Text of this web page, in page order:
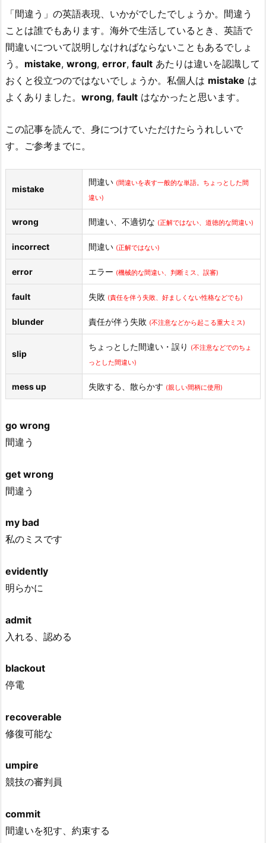
「間違う」の英語表現、いかがでしたでしょうか。間違う
ことは誰でもあります。海外で生活しているとき、英語で
間違いについて説明しなければならないこともあるでしょ
う。 mistake, wrong, error, fault あたりは違いを認識して
おくと役立つのではないでしょうか。私個人は mistake は
よくありました。 wrong, fault はなかったと思います。
この記事を読んで、身につけていただけたらうれしいで
す。ご参考までに。
mistake
間違い (間違いを表す一般的な単語。ちょっとした間
違い)
wrong 間違い、不適切な (正解ではない、道徳的な間違い)
incorrect 間違い (正解ではない)
error エラー (機械的な間違い、判断ミス、誤審)
fault 失敗 (責任を伴う失敗、好ましくない性格などでも)
blunder 責任が伴う失敗 (不注意などから起こる重大ミス)
slip
ちょっとした間違い・誤り
(不注意などでのちょ
っとした間違い)
mess up 失敗する、散らかす (親しい間柄に使用)
go wrong
間違う
get wrong
間違う
my bad
私のミスです
evidently
明らかに
admit
入れる、認める
blackout
停電
recoverable
修復可能な
umpire
競技の審判員
commit
間違いを犯す、約束する